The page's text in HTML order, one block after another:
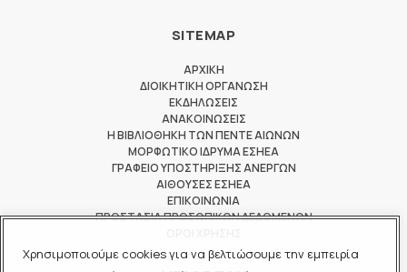
Χρησιμοποιούμε cookies για να βελτιώσουμε την εμπειρία
SITEMAP
ΑΡΧΙΚΗ
ΔΙΟΙΚΗΤΙΚΗ ΟΡΓΑΝΩΣΗ
ΕΚΔΗΛΩΣΕΙΣ
ΑΝΑΚΟΙΝΩΣΕΙΣ
Η ΒΙΒΛΙΟΘΗΚΗ ΤΩΝ ΠΕΝΤΕ ΑΙΩΝΩΝ
ΜΟΡΦΩΤΙΚΟ ΙΔΡΥΜΑ ΕΣΗΕΑ
ΓΡΑΦΕΙΟ ΥΠΟΣΤΗΡΙΞΗΣ ΑΝΕΡΓΩΝ
ΑΙΘΟΥΣΕΣ ΕΣΗΕΑ
ΕΠΙΚΟΙΝΩΝΙΑ
ΠΡΟΣΤΑΣΙΑ ΠΡΟΣΩΠΙΚΩΝ ΔΕΔΟΜΕΝΩΝ